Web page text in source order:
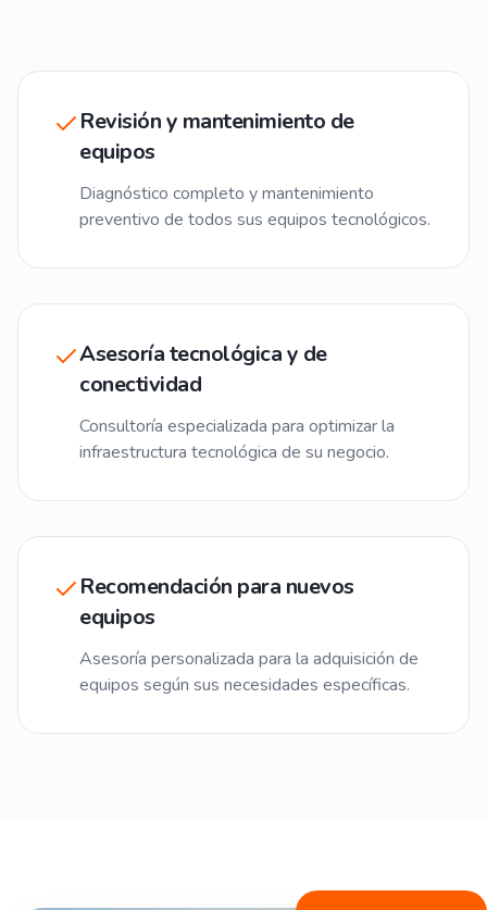
Revisión y mantenimiento de
equipos
Diagnóstico completo y mantenimiento
preventivo de todos sus equipos tecnológicos.
Asesoría tecnológica y de
conectividad
Consultoría especializada para optimizar la
infraestructura tecnológica de su negocio.
Recomendación para nuevos
equipos
Asesoría personalizada para la adquisición de
equipos según sus necesidades específicas.